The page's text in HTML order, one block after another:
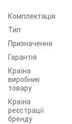
Комплектація
Тип
Призначення
Гарантія
Країна
виробник
товару
Країна
реєстрації
бренду